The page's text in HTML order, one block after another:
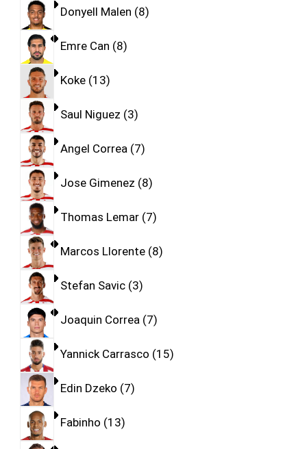
Donyell Malen 8
Emre Can 8
Koke 13
Saul Niguez 3
Angel Correa 7
Jose Gimenez 8
Thomas Lemar 7
Marcos Llorente 8
Stefan Savic 3
Joaquin Correa 7
Yannick Carrasco 15
Edin Dzeko 7
Fabinho 13